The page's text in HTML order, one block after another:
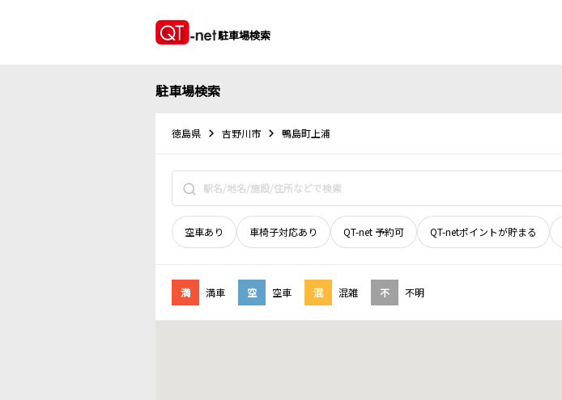
駐車場検索
駐車場検索
徳島県 吉野川市 鴨島町上浦
空車あり 車椅子対応あり QT-net 予約可 QT-netポイントが貯まる
満 満車 空 空車 混 混雑 不 不明